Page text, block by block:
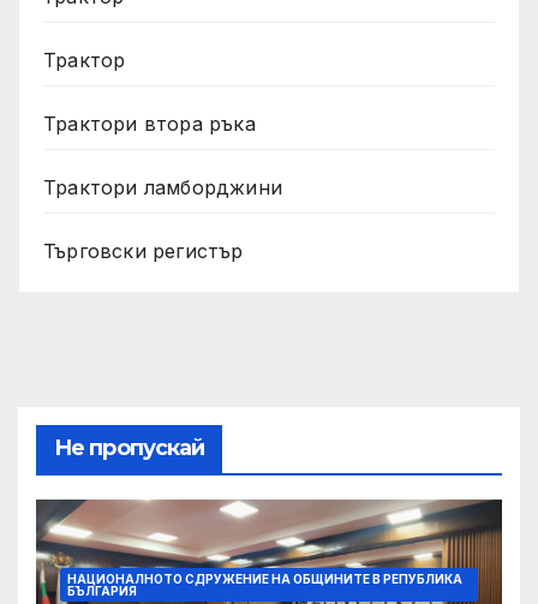
Трактор
Трактори втора ръка
Трактори ламборджини
Търговски регистър
Не пропускай
НАЦИОНАЛНОТО СДРУЖЕНИЕ НА ОБЩИНИТЕ В РЕПУБЛИКА
БЪЛГАРИЯ